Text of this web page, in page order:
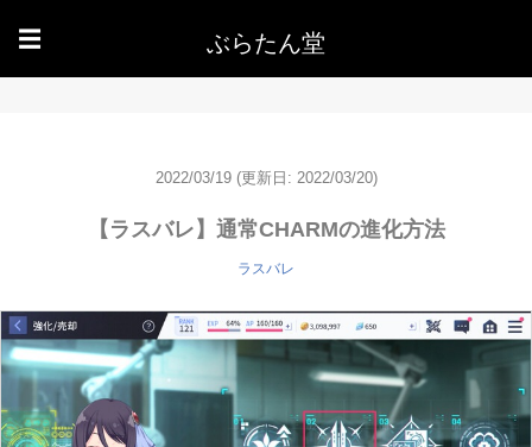
☰ ぶらたん堂
2022/03/19 (更新日: 2022/03/20)
【ラスバレ】通常CHARMの進化方法
ラスバレ